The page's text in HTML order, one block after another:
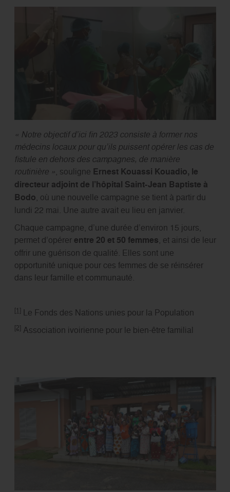
« Notre objectif d’ici fin 2023 consiste à former nos
médecins locaux pour qu’ils puissent opérer les cas de
fistule en dehors des campagnes, de manière
routinière », souligne Ernest Kouassi Kouadio, le
directeur adjoint de l’hôpital Saint-Jean Baptiste à
Bodo, où une nouvelle campagne se tient à partir du
lundi 22 mai. Une autre avait eu lieu en janvier.
Chaque campagne, d’une durée d’environ 15 jours,
permet d’opérer entre 20 et 50 femmes, et ainsi de leur
offrir une guérison de qualité. Elles sont une
opportunité unique pour ces femmes de se réinsérer
dans leur famille et communauté.
[1] Le Fonds des Nations unies pour la Population
[2] Association ivoirienne pour le bien-être familial